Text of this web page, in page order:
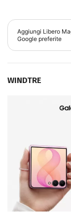
Aggiungi Libero
Google preferite
WINDTRE